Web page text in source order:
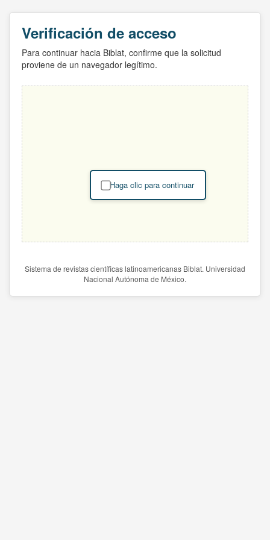
Verificación de acceso
Para continuar hacia Biblat, confirme que la solicitud
proviene de un navegador legítimo.
Haga clic para continuar
Sistema de revistas científicas latinoamericanas Biblat. Universidad
Nacional Autónoma de México.